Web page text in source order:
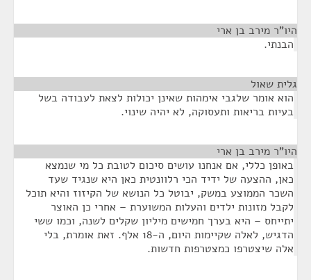
היו"ר מירב בן ארי
הבנתי.
גלית שאול
הוא אומר שלגבי אימהות שאינן יכולות לצאת לעבודה בשל
בעיות בריאות ותעסוקה, לא יהיה שינוי.
היו"ר מירב בן ארי
באופן כללי, אם אנחנו עושים סיכום לטובת כל מי שנמצא
כאן, ההצעה של ידיד הכי רלוונטית כאן היא שנגיד שעד
השכר הממוצע במשק, יבוטל כל הנושא של הקיזוז והיא תוכל
לקבל מזונות ילדים והעלות המשוערת – אחרי כן האוצר
יתייחס – היא בערך חמישים מיליון שקלים לשנה, וכמו ששי
הדגיש, לאלה שקיימות היום, ה-18 אלף. זאת אומרת, בלי
אלה שיצטרפו כמצטרפות חדשות.